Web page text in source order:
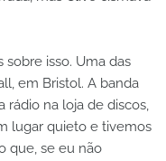
isso. Uma das
em Bristol. A banda
rádio na loja de discos,
lugar quieto e tivemos
que, se eu não